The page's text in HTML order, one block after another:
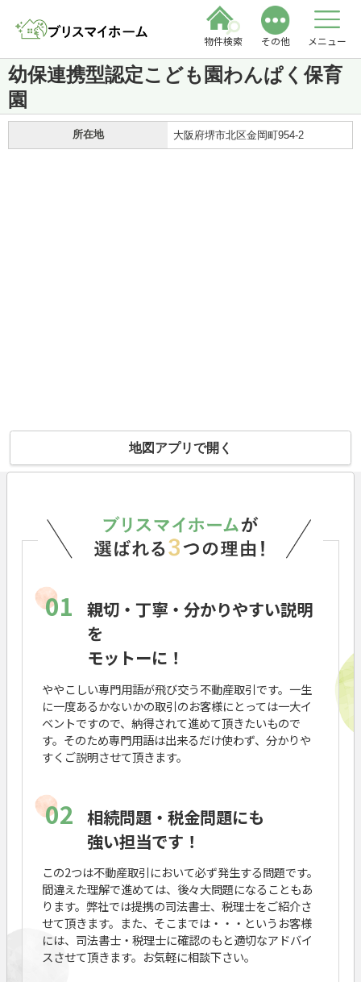
物件検索 その他 メニュー
幼保連携型認定こども園わんぱく保育
園
所在地 大阪府堺市北区金岡町954-2
地図アプリで開く
01
親切・丁寧・分かりやすい説明
を
モットーに！
ややこしい専門用語が飛び交う不動産取引です。一生
に一度あるかないかの取引のお客様にとっては一大イ
ベントですので、納得されて進めて頂きたいもので
す。そのため専門用語は出来るだけ使わず、分かりや
すくご説明させて頂きます。
02 相続問題・税金問題にも
強い担当です！
この2つは不動産取引において必ず発生する問題です。
間違えた理解で進めては、後々大問題になることもあ
ります。弊社では提携の司法書士、税理士をご紹介さ
せて頂きます。また、そこまでは・・・というお客様
には、司法書士・税理士に確認のもと適切なアドバイ
スさせて頂きます。お気軽に相談下さい。